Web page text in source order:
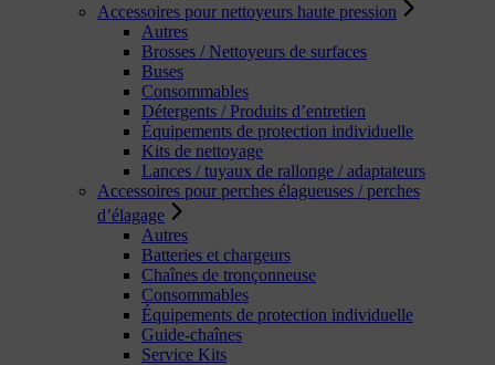
Accessoires pour nettoyeurs haute pression
Autres
Brosses / Nettoyeurs de surfaces
Buses
Consommables
Détergents / Produits d’entretien
Équipements de protection individuelle
Kits de nettoyage
Lances / tuyaux de rallonge / adaptateurs
Accessoires pour perches élagueuses / perches
d’élagage
Autres
Batteries et chargeurs
Chaînes de tronçonneuse
Consommables
Équipements de protection individuelle
Guide-chaînes
Service Kits